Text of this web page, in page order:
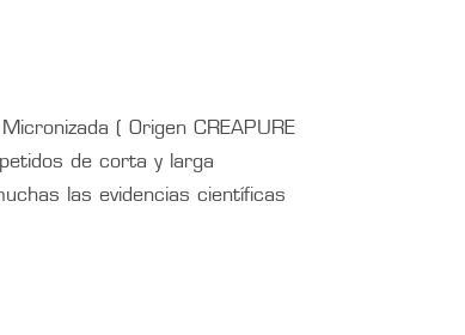
( Origen CREAPURE
de corta y larga
las evidencias científicas